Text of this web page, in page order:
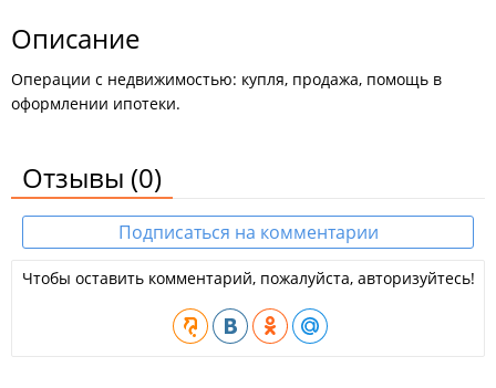
Описание
Операции с недвижимостью: купля, продажа, помощь в
оформлении ипотеки.
Отзывы (0)
Подписаться на комментарии
Чтобы оставить комментарий, пожалуйста, авторизуйтесь!